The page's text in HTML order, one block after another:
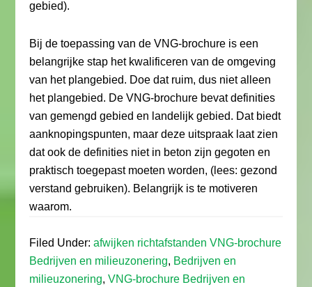
gebied).
Bij de toepassing van de VNG-brochure is een
belangrijke stap het kwalificeren van de omgeving
van het plangebied. Doe dat ruim, dus niet alleen
het plangebied. De VNG-brochure bevat definities
van gemengd gebied en landelijk gebied. Dat biedt
aanknopingspunten, maar deze uitspraak laat zien
dat ook de definities niet in beton zijn gegoten en
praktisch toegepast moeten worden, (lees: gezond
verstand gebruiken). Belangrijk is te motiveren
waarom.
Filed Under:afwijken richtafstanden VNG-brochure
Bedrijven en milieuzonering, Bedrijven en
milieuzonering,VNG-brochure Bedrijven en